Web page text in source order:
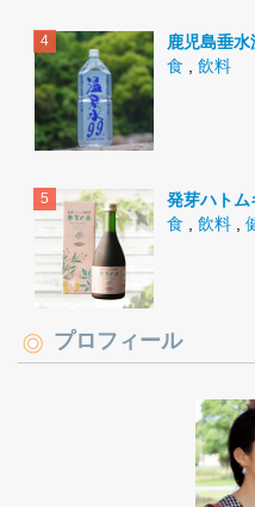
鹿児島垂
食
飲料
発芽ハトム
食
飲料
プロフィール